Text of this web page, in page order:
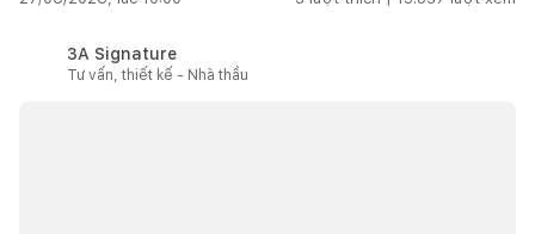
3A Signature
Tư vấn, thiết kế - Nhà thầu